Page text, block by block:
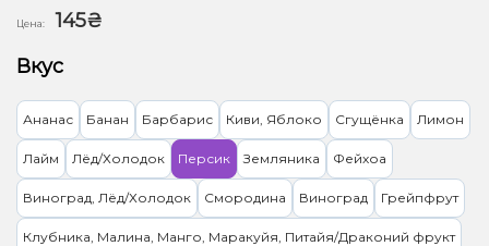
Цена:
145₴
Вкус
Ананас Банан Барбарис Киви, Яблоко Сгущёнка Лимон
Лайм Лёд/Холодок Персик Земляника Фейхоа
Виноград, Лёд/Холодок Смородина Виноград Грейпфрут
Клубника, Малина, Манго, Маракуйя, Питайя/Драконий фрукт